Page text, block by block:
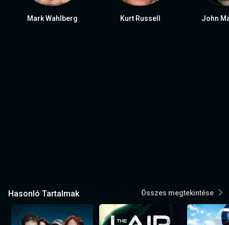
Mark Wahlberg Kurt Russell John
Hasonló Tartalmak Összes megtekintése